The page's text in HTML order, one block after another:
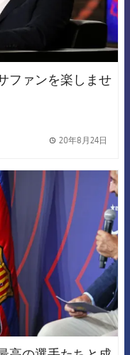
ファンを楽しませ
20年8月24日
badge